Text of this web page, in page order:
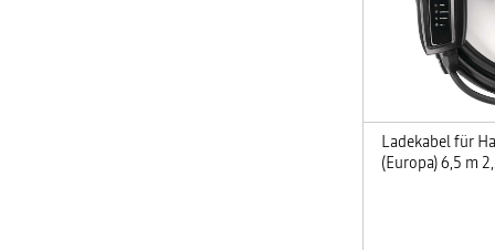
Ladekabel für
(Europa) 6,5 m